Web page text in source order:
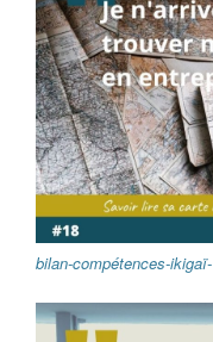
bilan-compétences-ikigaï-